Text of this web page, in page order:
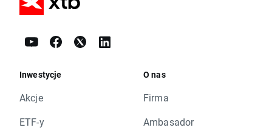
Inwestycje
Akcje
ETF-y
O nas
Firma
Ambasador